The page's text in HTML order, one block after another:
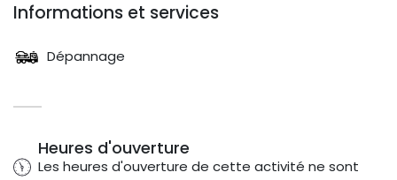
Informations et services
Dépannage
Heures d'ouverture
Les heures d'ouverture de cette activité ne sont